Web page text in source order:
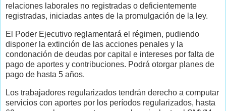
relaciones laborales no registradas o deficientemente
registradas, iniciadas antes de la promulgación de la ley.
El Poder Ejecutivo reglamentará el régimen, pudiendo
disponer la extinción de las acciones penales y la
condonación de deudas por capital e intereses por falta de
pago de aportes y contribuciones. Podrá otorgar planes de
pago de hasta 5 años.
Los trabajadores regularizados tendrán derecho a computar
servicios con aportes por los períodos regularizados, hasta